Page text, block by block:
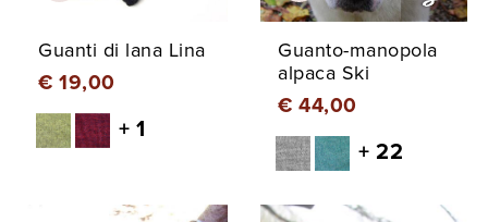
Guanti di lana Lina
€ 19,00
+ 1
Guanto-manopola
alpaca Ski
€ 44,00
+ 22